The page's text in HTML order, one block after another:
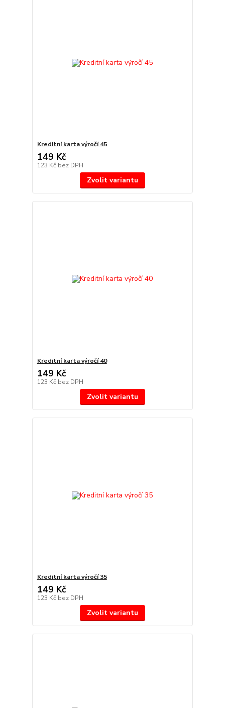
Kreditní karta výročí 45
149 Kč
123 Kč bez DPH
Zvolit variantu
Kreditní karta výročí 40
149 Kč
123 Kč bez DPH
Zvolit variantu
Kreditní karta výročí 35
149 Kč
123 Kč bez DPH
Zvolit variantu